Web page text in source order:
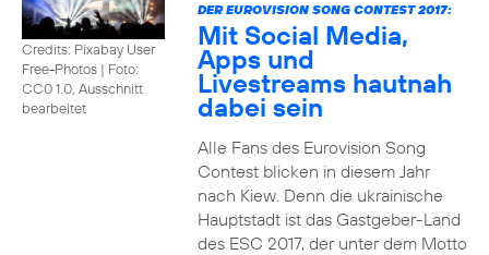
Credits: Pixabay User
Free-Photos | Foto:
CC0 1.0, Ausschnitt
bearbeitet
DER EUROVISION SONG CONTEST 2017:
Mit Social Media,
Apps und
Livestreams hautnah
dabei sein
Alle Fans des Eurovision Song
Contest blicken in diesem Jahr
nach Kiew. Denn die ukrainische
Hauptstadt ist das Gastgeber-Land
des ESC 2017, der unter dem Motto